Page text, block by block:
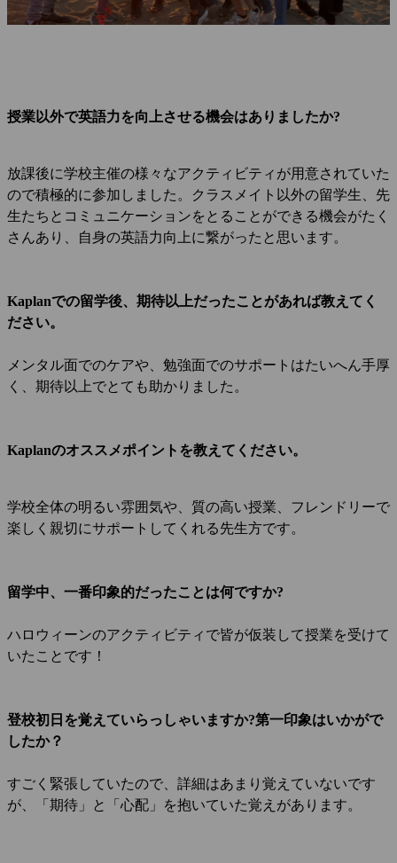
授業以外で英語力を向上させる機会はありましたか?
放課後に学校主催の様々なアクティビティが用意されていた
ので積極的に参加しました。クラスメイト以外の留学生、先
生たちとコミュニケーションをとることができる機会がたく
さんあり、自身の英語力向上に繋がったと思います。
Kaplanでの留学後、期待以上だったことがあれば教えてく
ださい。
メンタル面でのケアや、勉強面でのサポートはたいへん手厚
く、期待以上でとても助かりました。
Kaplanのオススメポイントを教えてください。
学校全体の明るい雰囲気や、質の高い授業、フレンドリーで
楽しく親切にサポートしてくれる先生方です。
留学中、一番印象的だったことは何ですか?
ハロウィーンのアクティビティで皆が仮装して授業を受けて
いたことです！
登校初日を覚えていらっしゃいますか?第一印象はいかがで
したか？
すごく緊張していたので、詳細はあまり覚えていないです
が、「期待」と「心配」を抱いていた覚えがあります。